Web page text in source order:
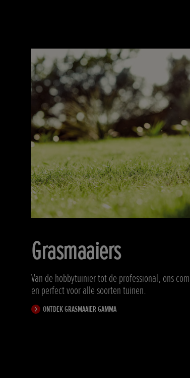
Grasmaaiers
Van de hobbytuinier tot de professional, ons
en perfect voor alle soorten tuinen.
ONTDEK GRASMAAIER GAMMA